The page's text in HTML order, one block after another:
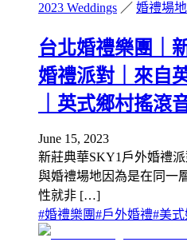
2023 Weddings ／ 婚禮場地
台北婚禮樂團｜
婚禮派對｜來自
｜英式鄉村搖滾
June 15, 2023
新莊典華SKY1戶外婚禮
與婚禮場地因為是在同一
性就非 […]
#婚禮樂團#戶外婚禮#美式